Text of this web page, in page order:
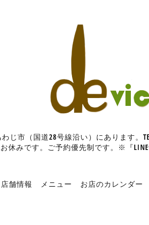
じ市（国道28号線沿い）にあります
お休みです。ご予約優先制です。※『LINE
店舗情報 メニュー お店のカレンダー